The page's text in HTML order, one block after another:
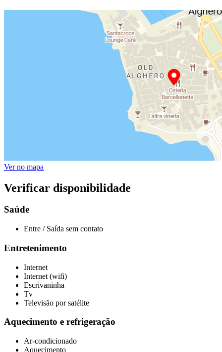
Ver no mapa
Verificar disponibilidade
Saúde
Entre / Saída sem contato
Entretenimento
Internet
Internet (wifi)
Escrivaninha
Tv
Televisão por satélite
Aquecimento e refrigeração
Ar-condicionado
Aquecimento